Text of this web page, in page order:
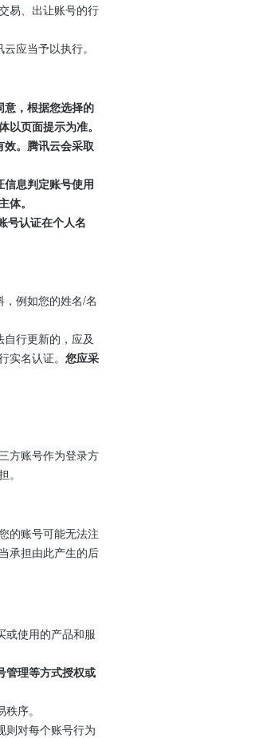
易、出让账号的行
应当予以执行。
意，根据您选择的
页面提示为准。
。腾讯云会采取
息判定账号使用
。
号认证在个人名
例如您的姓名/名
行更新的，应及
名认证。 您应采
方账号作为登录方
的账号可能无法注
承担由此产生的后
或使用的产品和服
管理等方式授权或
序。
则对每个账号行为